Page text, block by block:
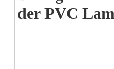
der PVC